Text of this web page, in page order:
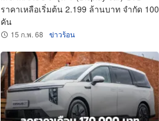
ราคาเหลือเริ่มต้น 2.199 ล้านบาท จำกัด 100
คัน
15 ก.พ. 68 ข่าวร้อน